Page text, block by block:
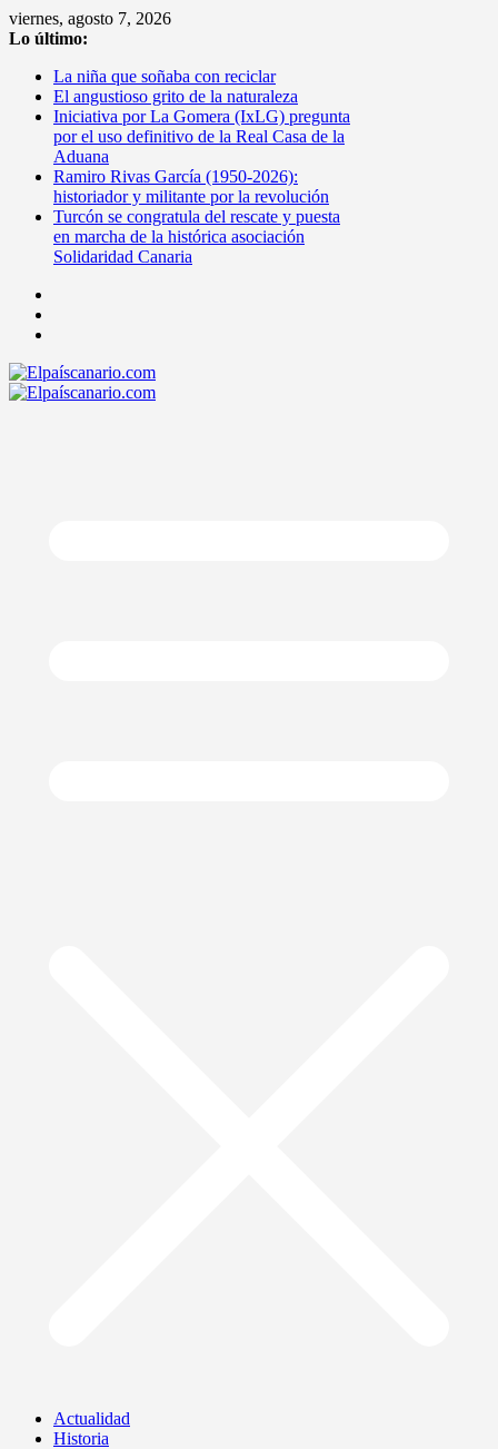
Saltar
al
viernes, agosto 7, 2026
Lo último:
La niña que soñaba con reciclar
El angustioso grito de la naturaleza
Iniciativa por La Gomera (IxLG) pregunta
por el uso definitivo de la Real Casa de la
Aduana
Ramiro Rivas García (1950-2026):
historiador y militante por la revolución
Turcón se congratula del rescate y puesta
en marcha de la histórica asociación
Solidaridad Canaria
Actualidad
Historia